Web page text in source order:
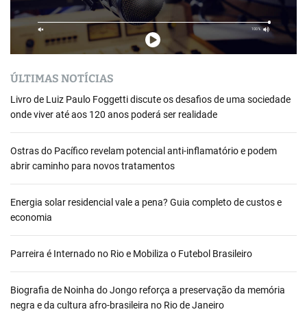
ÚLTIMAS NOTÍCIAS
Livro de Luiz Paulo Foggetti discute os desafios de uma sociedade
onde viver até aos 120 anos poderá ser realidade
Ostras do Pacífico revelam potencial anti-inflamatório e podem
abrir caminho para novos tratamentos
Energia solar residencial vale a pena? Guia completo de custos e
economia
Parreira é Internado no Rio e Mobiliza o Futebol Brasileiro
Biografia de Noinha do Jongo reforça a preservação da memória
negra e da cultura afro-brasileira no Rio de Janeiro